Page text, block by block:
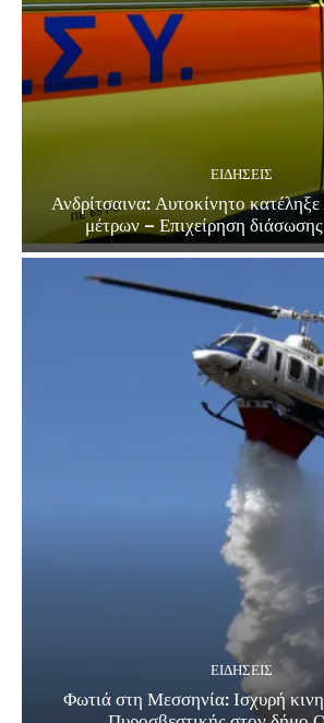
ΕΙΔΗΣΕΙΣ
Ανδρίτσαινα: Αυτοκίνητο
μέτρων – Επιχείρηση
ΕΙΔΗΣΕΙΣ
Φωτιά στη Μεσσηνία: Ισχυρή